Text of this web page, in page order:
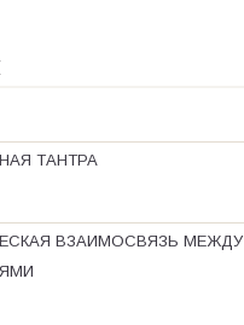
ТАНТРА
ВЗАИМОСВЯЗЬ МЕЖДУ